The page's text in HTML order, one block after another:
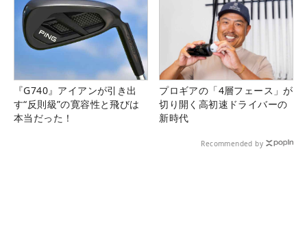
『G740』アイアンが引き出
す“反則級”の寛容性と飛びは
本当だった！
プロギアの「4層フェース」が
切り開く高初速ドライバーの
新時代
Recommended by